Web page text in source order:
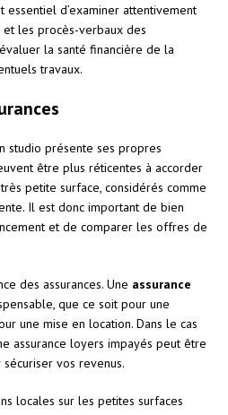
essentiel d’examiner attentivement
les procès-verbaux des
la santé financière de la
travaux.
studio présente ses propres
être plus réticentes à accorder
petite surface, considérés comme
Il est donc important de bien
et de comparer les offres de
des assurances. Une assurance
que ce soit pour une
une mise en location. Dans le cas
assurance loyers impayés peut être
vos revenus.
locales sur les petites surfaces